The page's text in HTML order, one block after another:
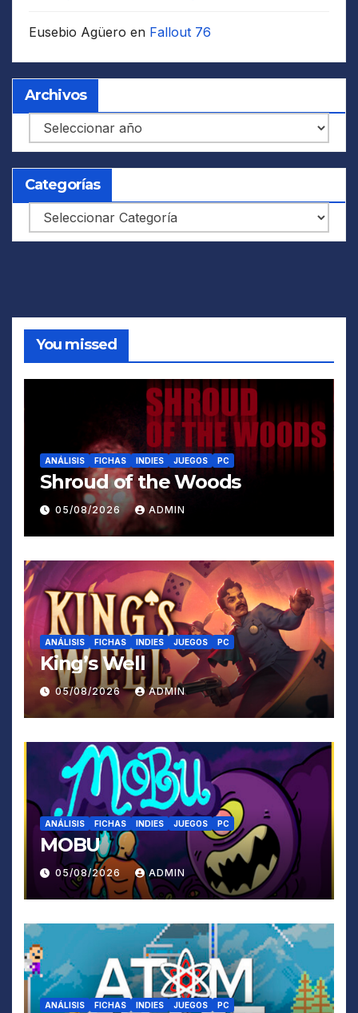
Eusebio Agüero en Fallout 76
Archivos
Archivos
Categorías
Categorías
You missed
ANÁLISIS FICHAS INDIES JUEGOS PC
Shroud of the Woods
05/08/2026 ADMIN
ANÁLISIS FICHAS INDIES JUEGOS PC
King’s Well
05/08/2026 ADMIN
ANÁLISIS FICHAS INDIES JUEGOS PC
MOBU
05/08/2026 ADMIN
ANÁLISIS FICHAS INDIES JUEGOS PC